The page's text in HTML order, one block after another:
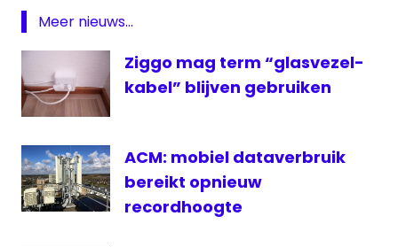
Meer nieuws...
Ziggo mag term “glasvezel-
kabel” blijven gebruiken
ACM: mobiel dataverbruik
bereikt opnieuw
recordhoogte